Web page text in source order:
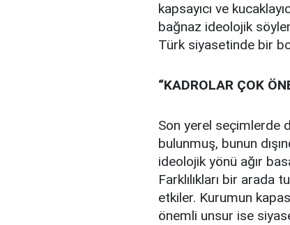
kapsayıcı ve
bağnaz ideolojik
Türk siyasetinde bir
“KADROLAR ÇOK
Son yerel seçimlerde
bulunmuş, bunun
ideolojik yönü ağır
Farklılıkları bir
etkiler. Kurumun
önemli unsur ise